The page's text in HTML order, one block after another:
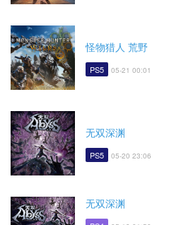
怪物猎人 荒野
PS5 05-21 00:01
无双深渊
PS5 05-20 23:06
无双深渊